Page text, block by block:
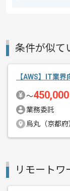
その他募集要項
エージェント
条件が似て
【AWS】IT業
〜450,000
業務委託
烏丸（京都府
リモートワ